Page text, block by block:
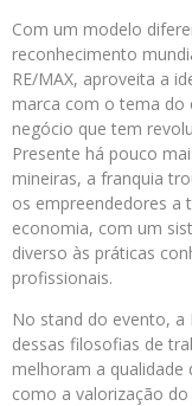
Com um modelo
reconhecimento
RE/MAX, aproveita a
marca com o tema do
negócio que tem
Presente há pouco
mineiras, a franquia
os empreendedores a
economia, com um
diverso às práticas
profissionais.
No stand do evento, a
dessas filosofias de
melhoram a qualidade
como a valorização